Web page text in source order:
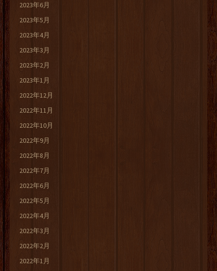
2023年6月
2023年5月
2023年4月
2023年3月
2023年2月
2023年1月
2022年12月
2022年11月
2022年10月
2022年9月
2022年8月
2022年7月
2022年6月
2022年5月
2022年4月
2022年3月
2022年2月
2022年1月